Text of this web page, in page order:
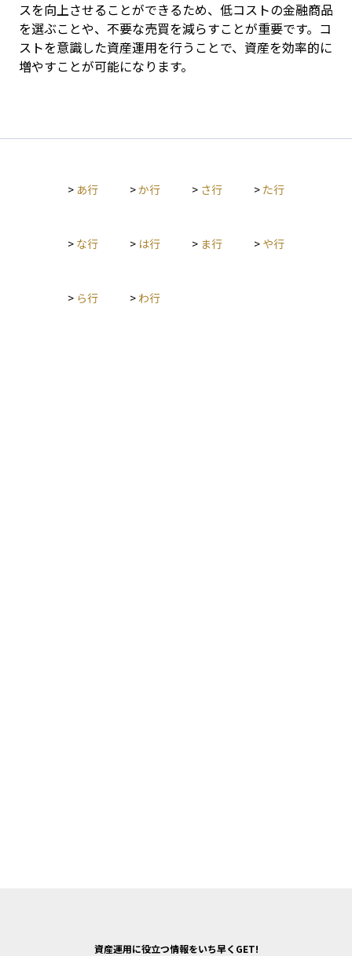
スを向上させることができるため、低コストの金融商品
を選ぶことや、不要な売買を減らすことが重要です。コ
ストを意識した資産運用を行うことで、資産を効率的に
増やすことが可能になります。
> あ行 >か行 > さ行 > た行
> な行 > は行 > ま行 > や行
> ら行 > わ行
資産運用に役立つ情報をいち早くGET!